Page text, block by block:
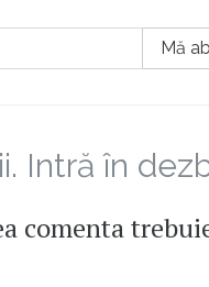
Mă
Intră în
comenta